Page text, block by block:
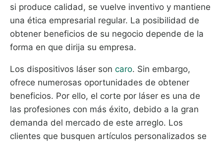
si produce calidad, se vuelve inventivo y mantiene
una ética empresarial regular. La posibilidad de
obtener beneficios de su negocio depende de la
forma en que dirija su empresa.
Los dispositivos láser son caro. Sin embargo,
ofrece numerosas oportunidades de obtener
beneficios. Por ello, el corte por láser es una de
las profesiones con más éxito, debido a la gran
demanda del mercado de este arreglo. Los
clientes que busquen artículos personalizados se